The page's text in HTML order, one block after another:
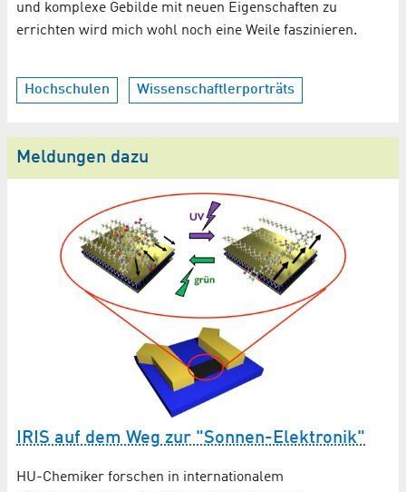
und komplexe Gebilde mit neuen Eigenschaften zu
errichten wird mich wohl noch eine Weile faszinieren.
Hochschulen Wissenschaftlerporträts
Meldungen dazu
IRIS auf dem Weg zur "Sonnen-Elektronik"
HU-Chemiker forschen in internationalem